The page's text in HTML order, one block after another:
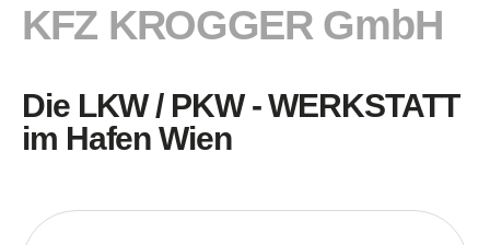
KFZ KROGGER GmbH
Die LKW / PKW - WERKSTATT
im Hafen Wien